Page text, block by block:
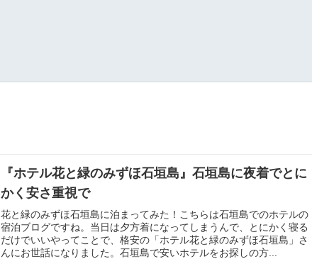
『ホテル花と緑のみずほ石垣島』石垣島に夜着でとに
かく安さ重視で
花と緑のみずほ石垣島に泊まってみた！こちらは石垣島でのホテルの
宿泊ブログですね。当日は夕方着になってしまうんで、とにかく寝る
だけでいいやってことで、格安の「ホテル花と緑のみずほ石垣島」さ
んにお世話になりました。石垣島で安いホテルをお探しの方...